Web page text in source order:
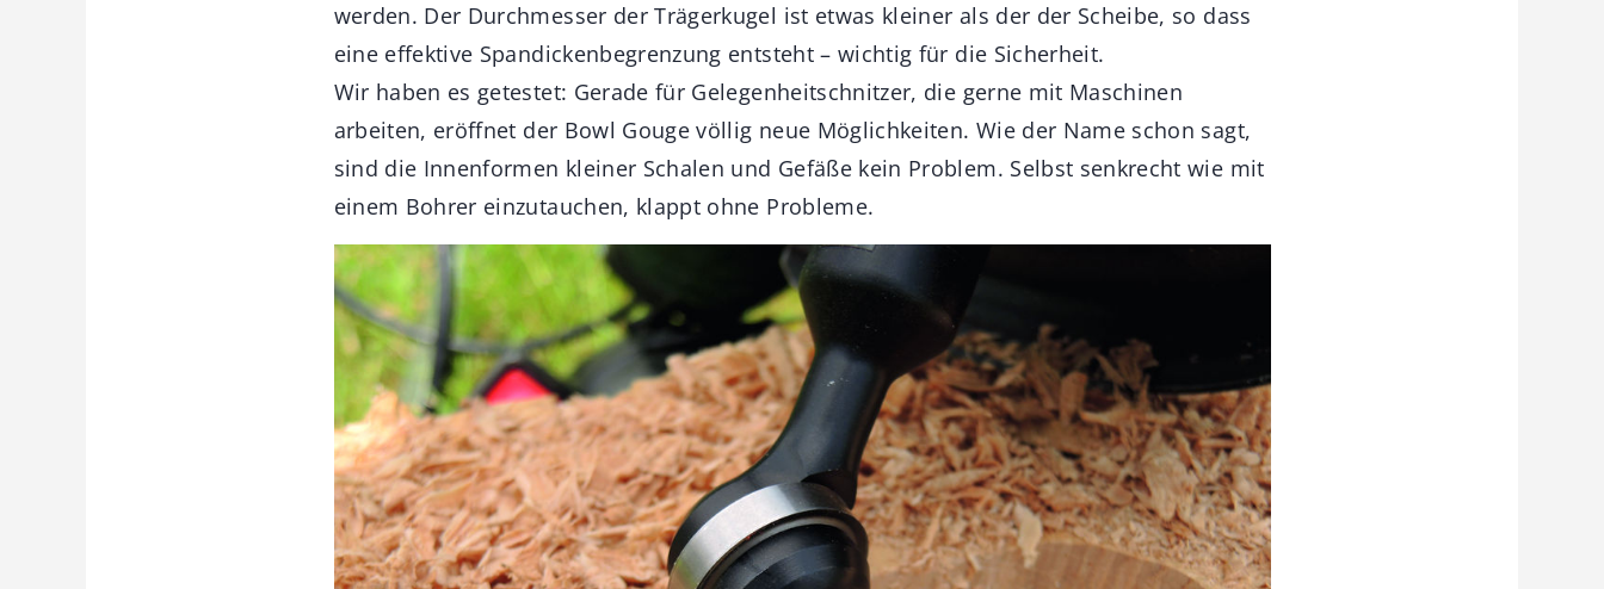
werden. Der Durchmesser der Trägerkugel ist etwas kleiner als der der Scheibe, so dass
eine effektive Spandickenbegrenzung entsteht – wichtig für die Sicherheit.
Wir haben es getestet: Gerade für Gelegenheitschnitzer, die gerne mit Maschinen
arbeiten, eröffnet der Bowl Gouge völlig neue Möglichkeiten. Wie der Name schon sagt,
sind die Innenformen kleiner Schalen und Gefäße kein Problem. Selbst senkrecht wie mit
einem Bohrer einzutauchen, klappt ohne Probleme.